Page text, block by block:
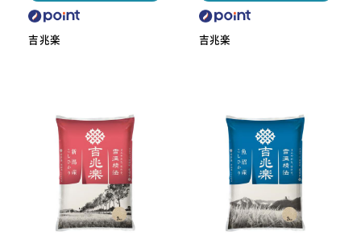
吉兆楽 吉兆楽